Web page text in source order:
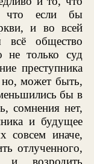
что если бы
и во всей
общество
не только суд
преступника
но, может быть,
бы в
сомнения нет,
и будущее
совсем иначе,
отлученного,
и возродить